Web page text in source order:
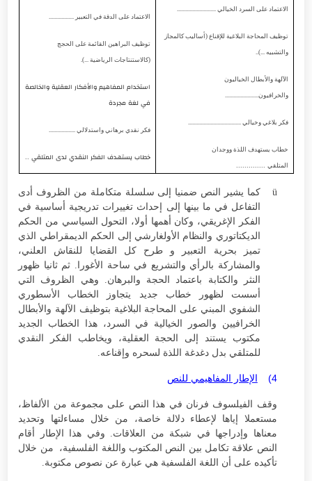
الاعتماد على السرد الخيالي ............................
توظيف المحاجة البلاغية للإقناع (أساليب كالمجاز
والتشبيه ...)..
الآلهة والأبطال الخياليون
والخرافيون........................
فكر بلاغي وخيالي ......................................
خطاب يستهدف اللذة ووجدان
المتلقي
الاعتماد على الدقة في التعبير ..................
توظيف البراهين القائمة على الحجج
(كالاستنتاجات الرياضية ...).
استخدام المفاهيم والأفكار العقلية والخالصة
في لغة مجردة
فكر نقدي برهاني واستدلالي ...................
خطاب يستهدف الفكر النقدي لدى المتلقي ..
ü
كما يشير النص ضمنيا إلى سلسلة متكاملة من الظروف أدى
التفاعل في ما بينها إلى إحداث تغييرات تدريجية أساسية في
الفكر الإغريقي، وكان أهمها أولا، التحول السياسي من الحكم
الديكتاتوري والنظام الأولغارشي إلى الحكم الديمقراطي الذي
تميز بحرية التعبير و طرح كل القضايا للنقاش العلني،
والمشاركة بالرأي والتشريع في ساحة الأغورا. ثم ثانيا ظهور
النثر والكتابة باعتماد الحجة والبرهان. وهي الظروف التي
أسست لظهور خطاب جديد يتجاوز الخطاب الأسطوري
الشفوي المبني على المحاجة البلاغية بتوظيف الآلهة والأبطال
الخرافيين والصور الخيالية في السرد، هذا الخطاب الجديد
مكتوب يستند إلى الحجة العقلية، ويخاطب الفكر النقدي
للمتلقي بدل دغدغة اللذة لسحره وإقناعه.
4) الإطار المفاهيمي للنص
وقف الفيلسوف فرنان في هذا النص على مجموعة من الألفاظ،
مستعملا إياها لإعطاء دلالة خاصة، من خلال مساءلتها وتحديد
معناها وإدراجها في شبكة من العلاقات. وفي هذا الإطار أقام
النص علاقة تكامل بين النص المكتوب واللغة الفلسفية، من خلال
تأكيده على أن اللغة الفلسفية هي عبارة عن نصوص مكتوبة.